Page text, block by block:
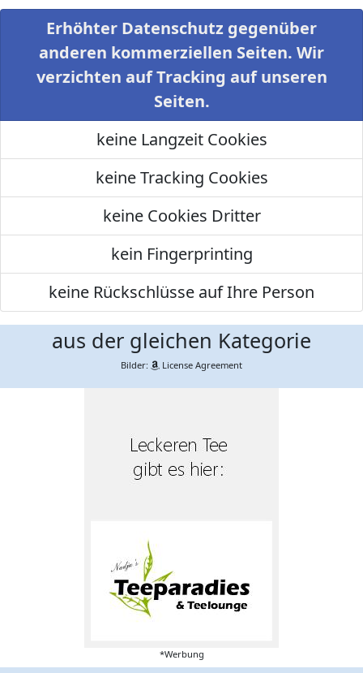
Erhöhter Datenschutz gegenüber
anderen kommerziellen Seiten. Wir
verzichten auf Tracking auf unseren
Seiten.
keine Langzeit Cookies
keine Tracking Cookies
keine Cookies Dritter
kein Fingerprinting
keine Rückschlüsse auf Ihre Person
aus der gleichen Kategorie
Bilder: License Agreement
*Werbung